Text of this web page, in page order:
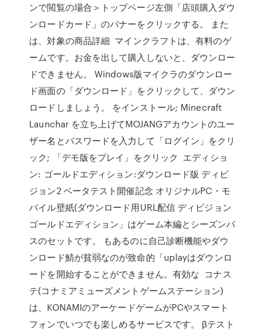
ンで閲覧の場合＞トップページ左側「店頭購入ダウ
ンロードカード」のバナーをクリックする。 また
は、対象の商品詳細 マインクラフトは、有料のゲ
ームです。お金を出して購入しないと、ダウンロー
ドできません。 Windows版マイクラのダウンロー
ド画面の「ダウンロード」をクリックして、ダウン
ロードしましょう。 をインストール; Minecraft
Launchar を立ち上げてMOJANGアカウントのユー
ザー名とパスワードを入力して「ログイン」をクリ
ック; 「デモ版をプレイ」をクリック エディショ
ン: ゴールドエディション:ダウンロード版 ディビ
ジョン2 ベータテスト開催記念 オリジナルPC・モ
バイル壁紙(ダウンロード用URL配信 ディビジョン
ゴールドエディション」はゲーム本編とシーズンパ
スのセットです。 もあるのに自己診断機能やダウ
ンロード鯖が貧弱なのが致命的「uplayはダウンロ
ードを開始することができません。有効な コナス
テ(コナミアミューズメントゲームステーション)
は、KONAMIのアーケードゲームがPCやスマート
フォンでいつでも楽しめるサービスです。 βテスト